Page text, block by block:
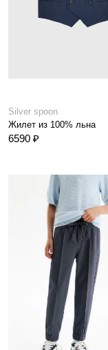
Silver spoon
Жилет из 100% льна
6590 ₽